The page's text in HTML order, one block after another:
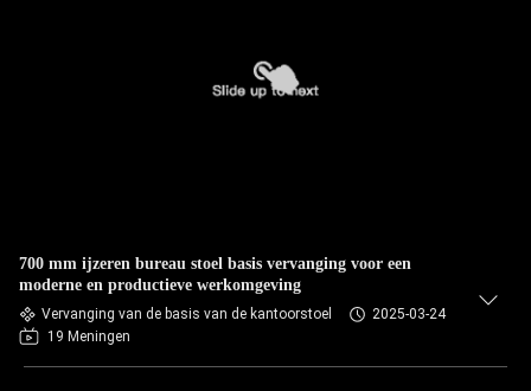
700 mm ijzeren bureau stoel basis vervanging voor een
moderne en productieve werkomgeving
Vervanging van de basis van de kantoorstoel
2025-03-24
19 Meningen